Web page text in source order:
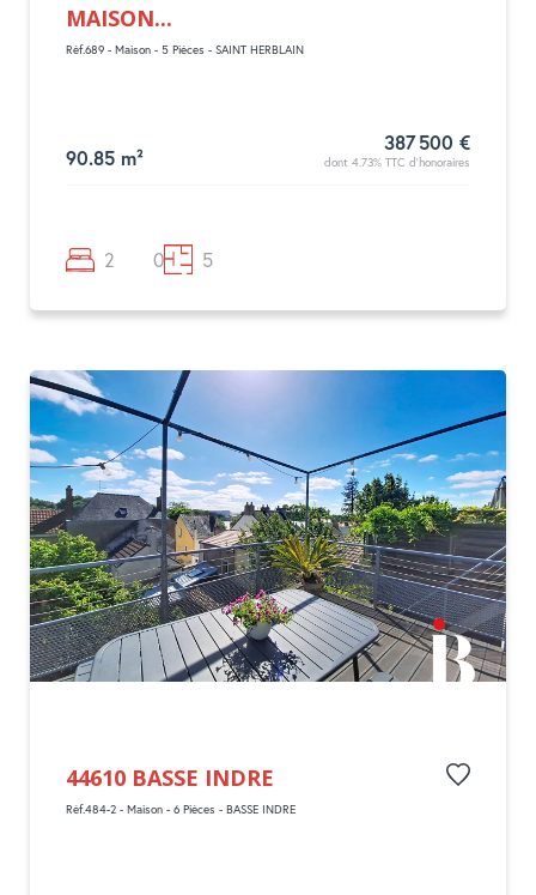
MAISON...
Réf.689 - Maison - 5 Pièces - SAINT HERBLAIN
90.85 m²
387 500 €
dont 4.73% TTC d'honoraires
2 0 5
44610 BASSE INDRE
Réf.484-2 - Maison - 6 Pièces - BASSE INDRE